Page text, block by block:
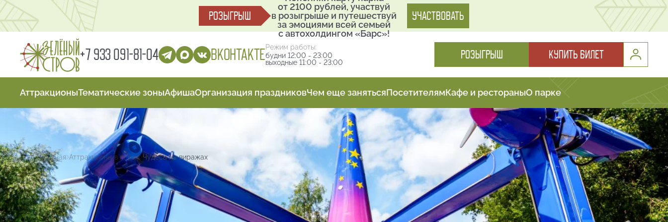
РОЗЫГРЫШ
от 2100 рублей, участвуй
в розыгрыше и путешествуй
за эмоциями всей семьей
с автохолдингом «Барс»!
УЧАСТВОВАТЬ
+7 933 091-81-04 ВКОНТАКТЕРежим работы:
будни 12:00 - 23:00
выходные 11:00 - 23:00
РОЗЫГРЫШ КУПИТЬ БИЛЕТ
АттракционыТематические зоныАфишаОрганизация праздниковЧем еще занятьсяПосетителямКафе и рестораныО парке
Главная Аттракционы в парке Чудеса на виражах